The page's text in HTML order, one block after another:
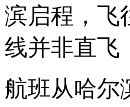
滨启程，飞
线并非直飞
航班从哈尔